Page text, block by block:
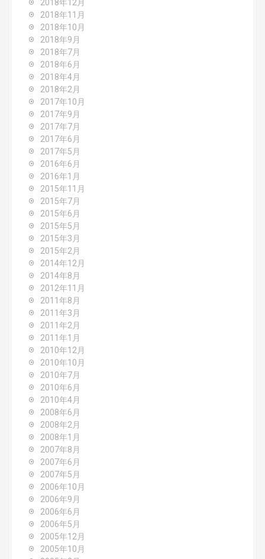
2018年12月
2018年11月
2018年10月
2018年9月
2018年7月
2018年6月
2018年4月
2018年2月
2017年10月
2017年9月
2017年7月
2017年6月
2017年5月
2016年6月
2016年1月
2015年11月
2015年7月
2015年6月
2015年5月
2015年3月
2015年2月
2014年12月
2014年8月
2012年11月
2011年8月
2011年3月
2011年2月
2011年1月
2010年12月
2010年10月
2010年7月
2010年6月
2010年4月
2008年6月
2008年2月
2008年1月
2007年8月
2007年6月
2007年5月
2006年10月
2006年9月
2006年6月
2006年5月
2005年12月
2005年10月